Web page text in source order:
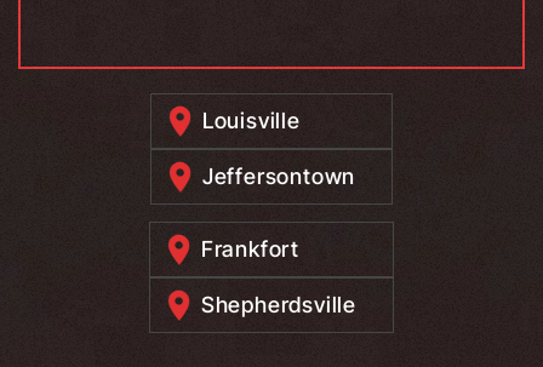
Louisville
Jeffersontown
Frankfort
Shepherdsville